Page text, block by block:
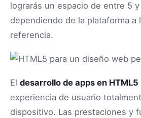
lograrás un espacio de entre 5 y
dependiendo de la plataforma a
referencia.
El desarrollo de apps en HTML5
experiencia de usuario
dispositivo. Las prestaciones y